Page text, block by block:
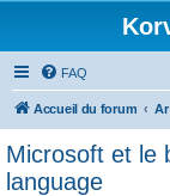
FAQ
Accueil du forum
Microsoft et le
language